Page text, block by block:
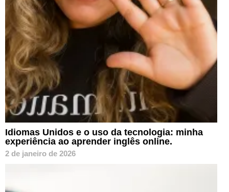
Idiomas Unidos e o uso da tecnologia: minha
experiência ao aprender inglês online.
2 de janeiro de 2026